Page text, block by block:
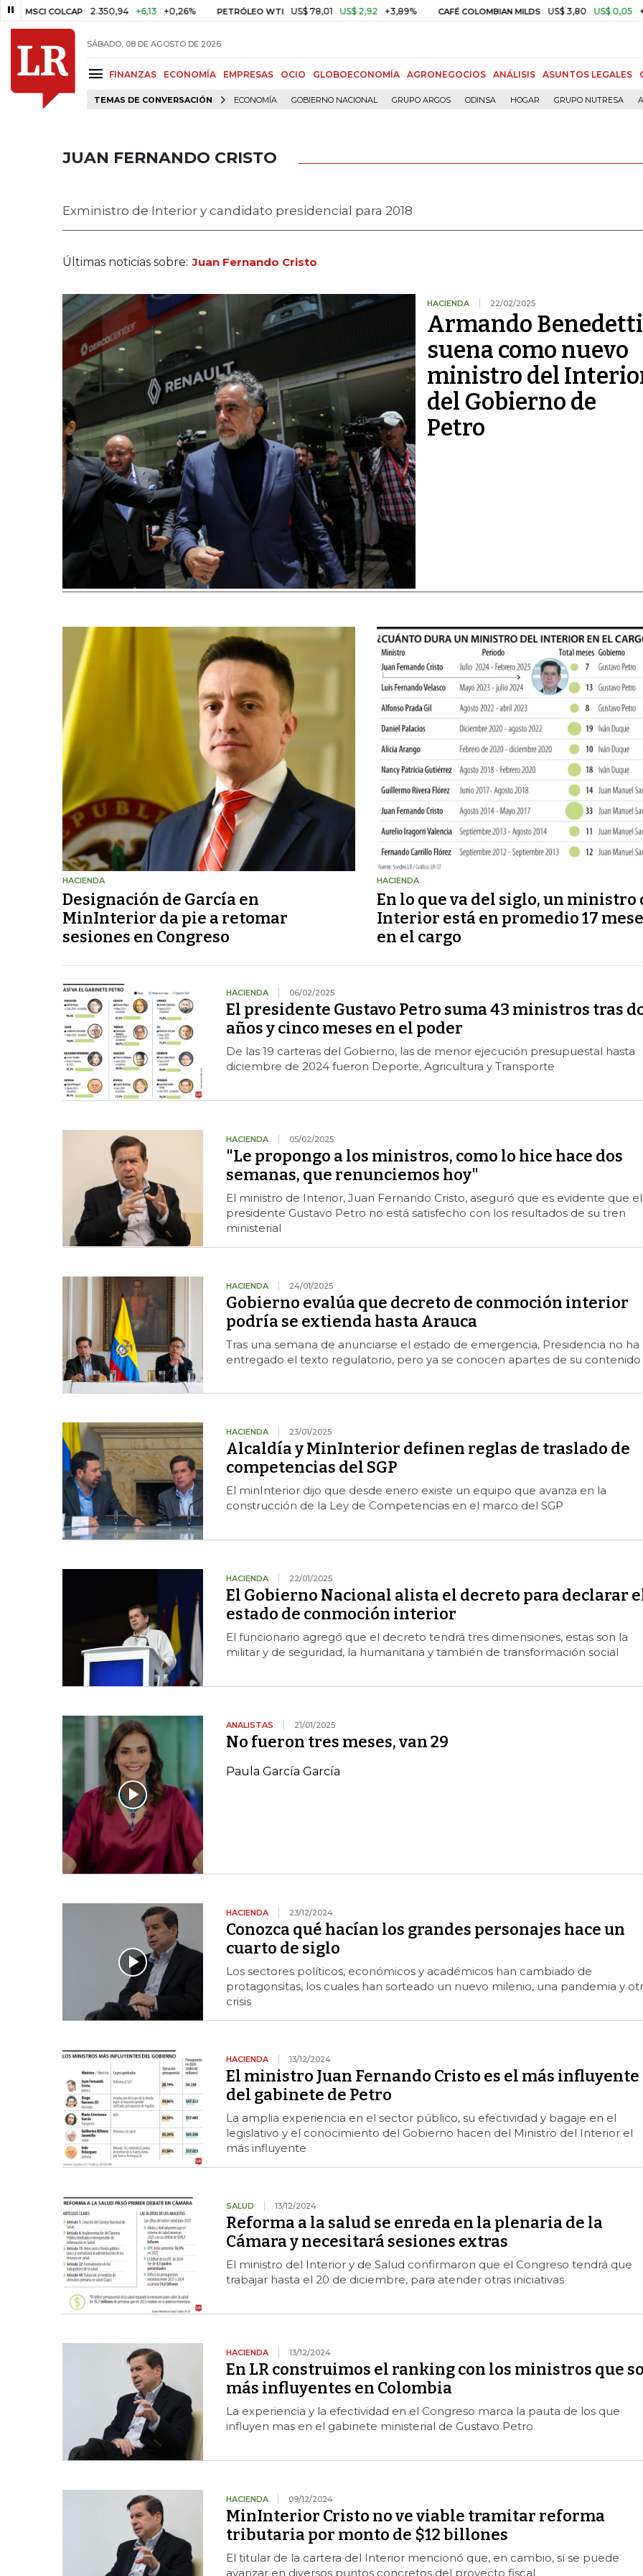
2.350,94 +6,13 +0,26% PETRÓLEO WTI US$ 78,01 US$ 2,92 +3,89% CAFÉ COLOMBIAN MILDS US$ 3,80 US$ 0,05 +1,40%
SÁBADO, 08 DE AGOSTO DE 2026
FINANZAS ECONOMÍA EMPRESAS OCIO GLOBOECONOMÍA AGRONEGOCIOS ANÁLISIS ASUNTOS LEGALES
TEMAS DE CONVERSACIÓN ECONOMÍA GOBIERNO NACIONAL GRUPO ARGOS ODINSA HOGAR GRUPO NUTRESA
JUAN FERNANDO CRISTO
Exministro de Interior y candidato presidencial para 2018
Últimas noticias sobre: Juan Fernando Cristo
HACIENDA 22/02/2025
Armando Benedetti
suena como nuevo
ministro del
del Gobierno de
Petro
HACIENDA
Designación de García en
MinInterior da pie a retomar
sesiones en Congreso
HACIENDA
En lo que va del siglo, un ministro
Interior está en promedio 17
en el cargo
HACIENDA 06/02/2025
El presidente Gustavo Petro suma 43 ministros tras
años y cinco meses en el poder
De las 19 carteras del Gobierno, las de menor ejecución presupuestal hasta
diciembre de 2024 fueron Deporte, Agricultura y Transporte
HACIENDA 05/02/2025
"Le propongo a los ministros, como lo hice hace dos
semanas, que renunciemos hoy"
El ministro de Interior, Juan Fernando Cristo, aseguró que es evidente que el
presidente Gustavo Petro no está satisfecho con los resultados de su tren
ministerial
HACIENDA 24/01/2025
Gobierno evalúa que decreto de conmoción interior
podría se extienda hasta Arauca
Tras una semana de anunciarse el estado de emergencia, Presidencia no ha
entregado el texto regulatorio, pero ya se conocen apartes de su contenido
HACIENDA 23/01/2025
Alcaldía y MinInterior definen reglas de traslado de
competencias del SGP
El minInterior dijo que desde enero existe un equipo que avanza en la
construcción de la Ley de Competencias en el marco del SGP
HACIENDA 22/01/2025
El Gobierno Nacional alista el decreto para declarar
estado de conmoción interior
El funcionario agregó que el decreto tendrá tres dimensiones, estas son la
militar y de seguridad, la humanitaria y también de transformación social
ANALISTAS 21/01/2025
No fueron tres meses, van 29
Paula García García
HACIENDA 23/12/2024
Conozca qué hacían los grandes personajes hace un
cuarto de siglo
Los sectores políticos, económicos y académicos han cambiado de
protagonsitas, los cuales han sorteado un nuevo milenio, una pandemia y
crisis
HACIENDA 13/12/2024
El ministro Juan Fernando Cristo es el más influyente
del gabinete de Petro
La amplia experiencia en el sector público, su efectividad y bagaje en el
legislativo y el conocimiento del Gobierno hacen del Ministro del Interior el
más influyente
SALUD 13/12/2024
Reforma a la salud se enreda en la plenaria de la
Cámara y necesitará sesiones extras
El ministro del Interior y de Salud confirmaron que el Congreso tendrá que
trabajar hasta el 20 de diciembre, para atender otras iniciativas
HACIENDA 13/12/2024
En LR construimos el ranking con los ministros que
más influyentes en Colombia
La experiencia y la efectividad en el Congreso marca la pauta de los que
influyen mas en el gabinete ministerial de Gustavo Petro
HACIENDA 09/12/2024
MinInterior Cristo no ve viable tramitar reforma
tributaria por monto de $12 billones
El titular de la cartera del Interior mencionó que, en cambio, sí se puede
avanzar en diversos puntos concretos del proyecto fiscal